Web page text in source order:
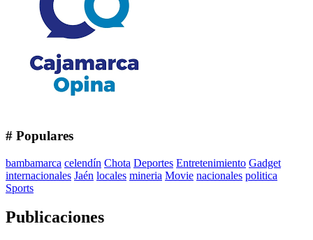
# Populares
bambamarca celendín Chota Deportes Entretenimiento Gadget
internacionales Jaén locales mineria Movie nacionales politica
Sports
Publicaciones